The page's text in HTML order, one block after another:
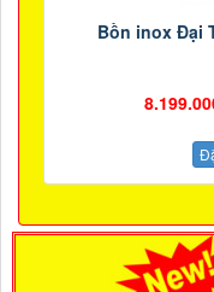
Bồn inox Đại